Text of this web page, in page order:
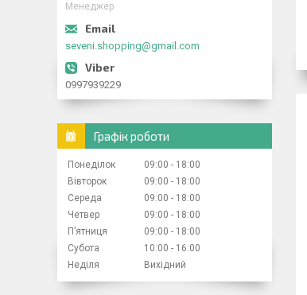
Менеджер
seveni.shopping@gmail.com
0997939229
Графік роботи
Понеділок 09:00
18:00
Вівторок
09:00
18:00
Середа
09:00
18:00
Четвер
09:00
18:00
Пʼятниця
09:00
18:00
Субота
10:00
16:00
Неділя
Вихідний